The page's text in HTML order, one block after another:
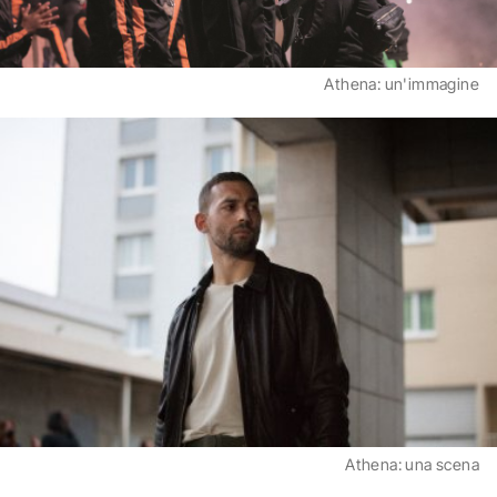
Athena: un'immagine
Athena: una scena